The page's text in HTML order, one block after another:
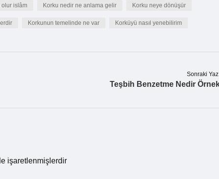
olur islâm Korku nedir ne anlama gelir Korku neye dönüşür
Korkunun temelinde ne var Korküyü nasıl yenebilirim
Sonraki
Teşbih Benzetme Nedir
işaretlenmişlerdir